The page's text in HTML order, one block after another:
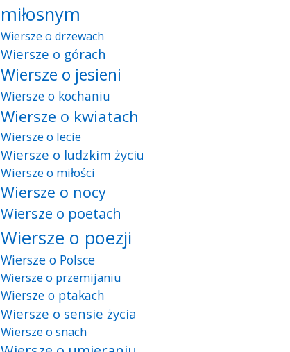
miłosnym
Wiersze o drzewach
Wiersze o górach
Wiersze o jesieni
Wiersze o kochaniu
Wiersze o kwiatach
Wiersze o lecie
Wiersze o ludzkim życiu
Wiersze o miłości
Wiersze o nocy
Wiersze o poetach
Wiersze o poezji
Wiersze o Polsce
Wiersze o przemijaniu
Wiersze o ptakach
Wiersze o sensie życia
Wiersze o snach